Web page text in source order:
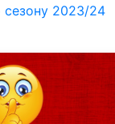
сезону 2023/24